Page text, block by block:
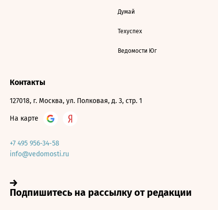
Думай
Техуспех
Ведомости Юг
Контакты
127018, г. Москва, ул. Полковая, д. 3, стр. 1
На карте
+7 495 956-34-58
info@vedomosti.ru